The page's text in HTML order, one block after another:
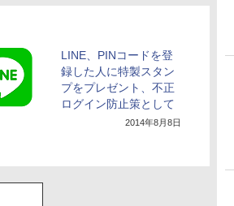
LINE、PINコードを登
録した人に特製スタン
プをプレゼント、不正
ログイン防止策として
2014年8月8日